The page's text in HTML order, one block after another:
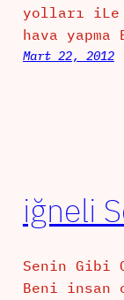
yolları iLe
hava yapma
Mart 22, 2012
iğneli
Senin Gibi
Beni insan